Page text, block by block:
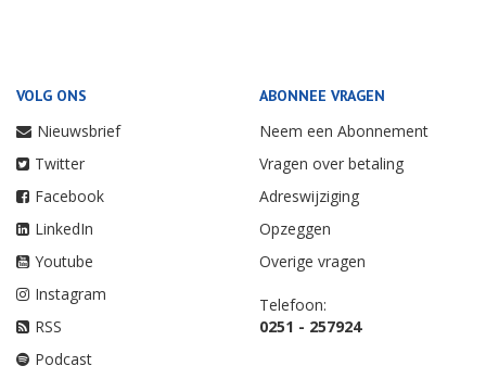
VOLG ONS
Nieuwsbrief
Twitter
Facebook
LinkedIn
Youtube
Instagram
RSS
Podcast
ABONNEE VRAGEN
Neem een Abonnement
Vragen over betaling
Adreswijziging
Opzeggen
Overige vragen
Telefoon:
0251 - 257924